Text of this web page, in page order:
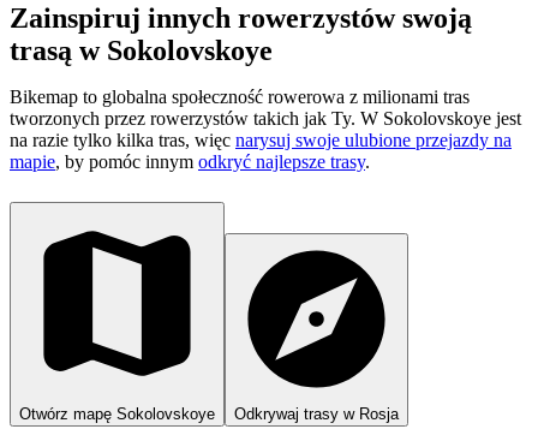
Zainspiruj innych rowerzystów swoją
trasą w Sokolovskoye
Bikemap to globalna społeczność rowerowa z milionami tras
tworzonych przez rowerzystów takich jak Ty. W Sokolovskoye jest
na razie tylko kilka tras, więc narysuj swoje ulubione przejazdy na
mapie, by pomóc innym odkryć najlepsze trasy.
Otwórz mapę Sokolovskoye Odkrywaj trasy w Rosja